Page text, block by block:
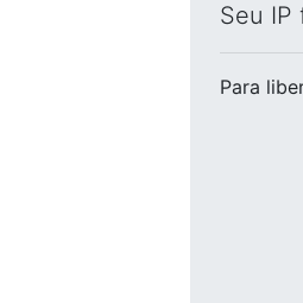
Seu IP
Para